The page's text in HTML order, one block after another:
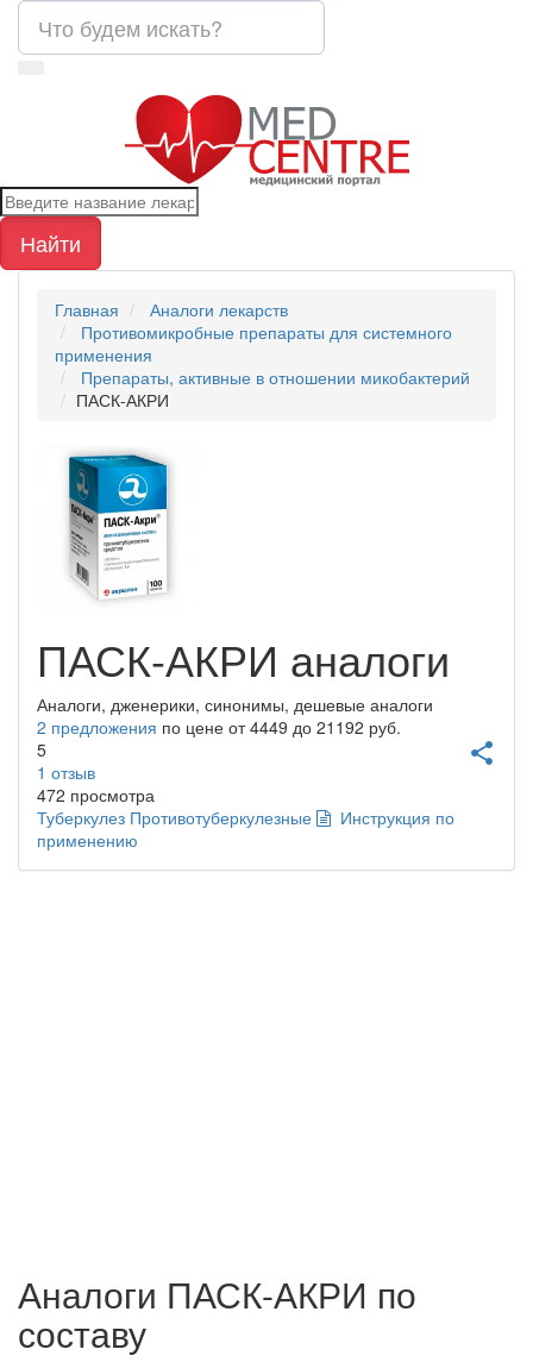
Найти
Главная
Аналоги лекарств
Противомикробные препараты для системного
применения
Препараты, активные в отношении микобактерий
ПАСК-АКРИ
ПАСК-АКРИ аналоги
Аналоги, дженерики, синонимы, дешевые аналоги
2 предложения по цене от4449 до 21192 руб.
share
5
1 отзыв
472 просмотра
Туберкулез Противотуберкулезные
Инструкция по
применению
Аналоги ПАСК-АКРИ по
составу